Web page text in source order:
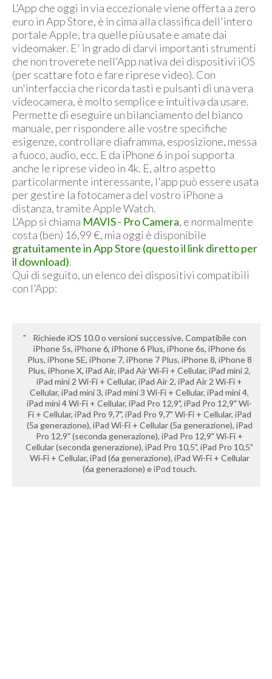
L'App che oggi in via eccezionale viene offerta a zero
euro in App Store, è in cima alla classifica dell'intero
portale Apple, tra quelle più usate e amate dai
videomaker. E' in grado di darvi importanti strumenti
che non troverete nell'App nativa dei dispositivi iOS
(per scattare foto e fare riprese video). Con
un'interfaccia che ricorda tasti e pulsanti di una vera
videocamera, è molto semplice e intuitiva da usare.
Permette di eseguire un bilanciamento del bianco
manuale, per rispondere alle vostre specifiche
esigenze, controllare diaframma, esposizione, messa
a fuoco, audio, ecc. E da iPhone 6 in poi supporta
anche le riprese video in 4k. E, altro aspetto
particolarmente interessante, l'app può essere usata
per gestire la fotocamera del vostro iPhone a
distanza, tramite Apple Watch.
L'App si chiama MAVIS - Pro Camera, e normalmente
costa (ben) 16,99 €, mia oggi è disponibile
gratuitamente in App Store (questo il link diretto per
il download).
Qui di seguito, un elenco dei dispositivi compatibili
con l'App:
Richiede iOS 10.0 o versioni successive. Compatibile con
iPhone 5s, iPhone 6, iPhone 6 Plus, iPhone 6s, iPhone 6s
Plus, iPhone SE, iPhone 7, iPhone 7 Plus, iPhone 8, iPhone 8
Plus, iPhone X, iPad Air, iPad Air Wi‑Fi + Cellular, iPad mini 2,
iPad mini 2 Wi-Fi + Cellular, iPad Air 2, iPad Air 2 Wi‑Fi +
Cellular, iPad mini 3, iPad mini 3 Wi-Fi + Cellular, iPad mini 4,
iPad mini 4 Wi-Fi + Cellular, iPad Pro 12,9", iPad Pro 12,9" Wi-
Fi + Cellular, iPad Pro 9,7", iPad Pro 9,7" Wi-Fi + Cellular, iPad
(5a generazione), iPad Wi-Fi + Cellular (5a generazione), iPad
Pro 12,9" (seconda generazione), iPad Pro 12,9" Wi‑Fi +
Cellular (seconda generazione), iPad Pro 10,5", iPad Pro 10,5"
Wi‑Fi + Cellular, iPad (6a generazione), iPad Wi-Fi + Cellular
(6a generazione) e iPod touch.